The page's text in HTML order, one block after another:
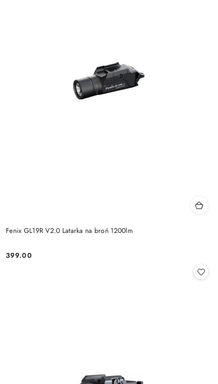
Fenix GL19R V2.0 Latarka na broń 1200lm
Cena:
399.00